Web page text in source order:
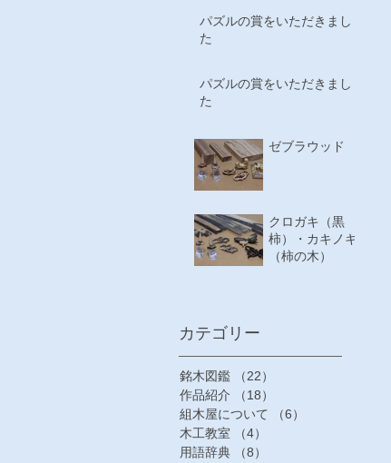
パズルの賞をいただきまし
た
パズルの賞をいただきまし
た
ゼブラウッド
クロガキ（黒
柿）・カキノキ
（柿の木）
​カテゴリー
銘木図鑑 （22）
作品紹介
（18）
組木屋について
（6）
木工教室
（4）
用語辞典
（8）